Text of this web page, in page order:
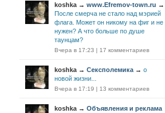
koshka → www.Efremov-town.ru →
После смерча не стало над мэрией
флага. Может он никому на фиг и не
нужен? А что больше по душе
таунцам?
Вчера в 17:23 | 17 комментариев
koshka → Сексполемика → о
новой жизни...
Вчера в 17:19 | 13 комментариев
koshka → Объявления и реклама